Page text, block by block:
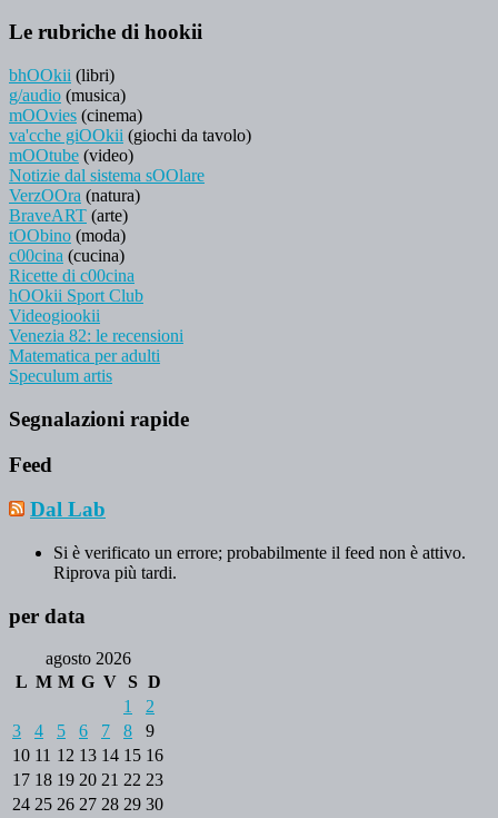
Le rubriche di hookii
bhOOkii (libri)
g/audio (musica)
mOOvies (cinema)
va'cche giOOkii (giochi da tavolo)
mOOtube (video)
Notizie dal sistema sOOlare
VerzOOra (natura)
BraveART (arte)
tOObino (moda)
c00cina (cucina)
Ricette di c00cina
hOOkii Sport Club
Videogiookii
Venezia 82: le recensioni
Matematica per adulti
Speculum artis
Segnalazioni rapide
Feed
Dal Lab
Si è verificato un errore; probabilmente il feed non è attivo.
Riprova più tardi.
per data
agosto 2026
L M M G V S D
1
2
3
4 5 6 7 8
9
10 11 12 13 14 15 16
17 18 19 20 21 22 23
24 25 26 27 28 29 30